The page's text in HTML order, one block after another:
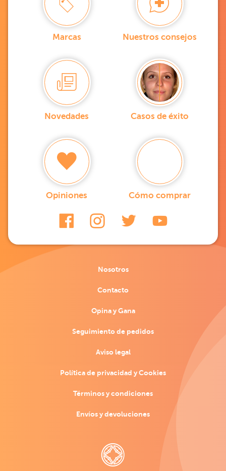
Marcas Nuestros consejos
Novedades Casos de éxito
Opiniones Cómo comprar
Nosotros
Contacto
Opina y Gana
Seguimiento de pedidos
Aviso legal
Política de privacidad y Cookies
Términos y condiciones
Envíos y devoluciones